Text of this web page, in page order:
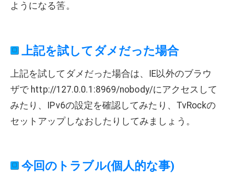
ようになる筈。
上記を試してダメだった場合
上記を試してダメだった場合は、IE以外のブラウ
ザで http://127.0.0.1:8969/nobody/にアクセスして
みたり、IPv6の設定を確認してみたり、TvRockの
セットアップしなおしたりしてみましょう。
今回のトラブル(個人的な事)